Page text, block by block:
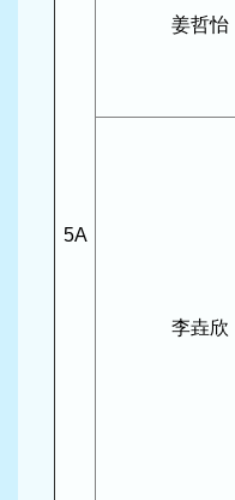
5A
姜哲怡
李垚欣